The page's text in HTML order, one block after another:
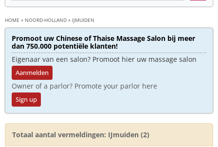
HOME » NOORD-HOLLAND » IJMUIDEN
Promoot uw Chinese of Thaise Massage Salon bij meer
dan 750.000 potentiële klanten!
Eigenaar van een salon? Promoot hier uw massage salon
Aanmelden
Owner of a parlor? Promote your parlor here
Sign up
Totaal aantal vermeldingen: IJmuiden (2)